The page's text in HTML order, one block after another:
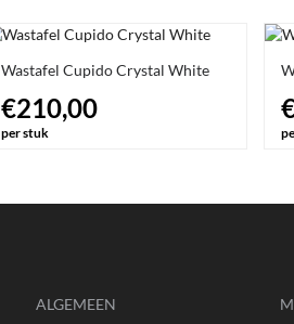
Wastafel Cupido Crystal White
€210,00
per stuk
ALGEMEEN